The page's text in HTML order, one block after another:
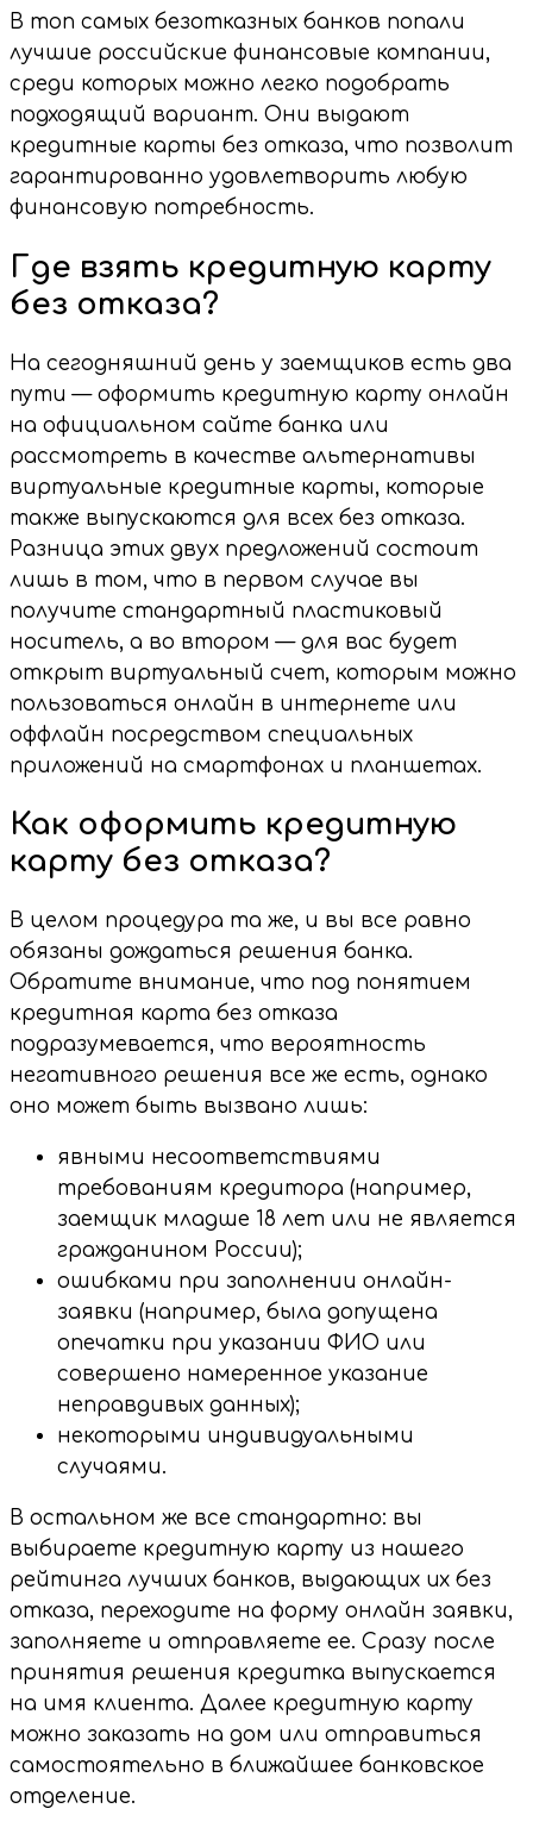
В топ самых безотказных банков попали
лучшие российские финансовые компании,
среди которых можно легко подобрать
подходящий вариант. Они выдают
кредитные карты без отказа, что позволит
гарантированно удовлетворить любую
финансовую потребность.
Где взять кредитную карту
без отказа?
На сегодняшний день у заемщиков есть два
пути — оформить кредитную карту онлайн
на официальном сайте банка или
рассмотреть в качестве альтернативы
виртуальные кредитные карты, которые
также выпускаются для всех без отказа.
Разница этих двух предложений состоит
лишь в том, что в первом случае вы
получите стандартный пластиковый
носитель, а во втором — для вас будет
открыт виртуальный счет, которым можно
пользоваться онлайн в интернете или
оффлайн посредством специальных
приложений на смартфонах и планшетах.
Как оформить кредитную
карту без отказа?
В целом процедура та же, и вы все равно
обязаны дождаться решения банка.
Обратите внимание, что под понятием
кредитная карта без отказа
подразумевается, что вероятность
негативного решения все же есть, однако
оно может быть вызвано лишь:
явными несоответствиями
требованиям кредитора (например,
заемщик младше 18 лет или не является
гражданином России);
ошибками при заполнении онлайн-
заявки (например, была допущена
опечатки при указании ФИО или
совершено намеренное указание
неправдивых данных);
некоторыми индивидуальными
случаями.
В остальном же все стандартно: вы
выбираете кредитную карту из нашего
рейтинга лучших банков, выдающих их без
отказа, переходите на форму онлайн заявки,
заполняете и отправляете ее. Сразу после
принятия решения кредитка выпускается
на имя клиента. Далее кредитную карту
можно заказать на дом или отправиться
самостоятельно в ближайшее банковское
отделение.